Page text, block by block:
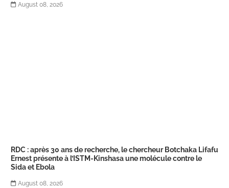
August 08, 2026
RDC : après 30 ans de recherche, le chercheur Botchaka Lifafu
Ernest présente à l’ISTM-Kinshasa une molécule contre le
Sida et Ebola
August 08, 2026